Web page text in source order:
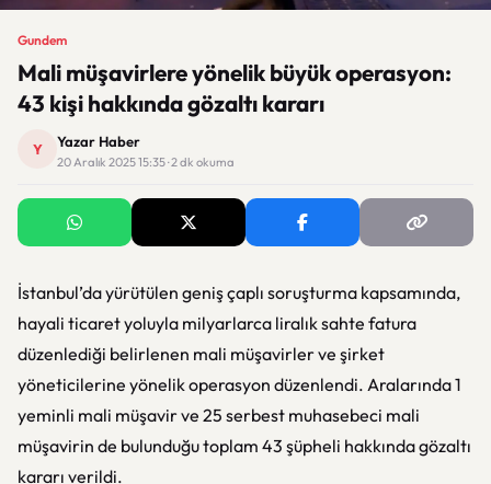
Gundem
Mali müşavirlere yönelik büyük operasyon:
43 kişi hakkında gözaltı kararı
Y Yazar Haber
20 Aralık 2025 15:35 · 2 dk okuma
İstanbul’da yürütülen geniş çaplı soruşturma kapsamında,
hayali ticaret yoluyla milyarlarca liralık sahte fatura
düzenlediği belirlenen mali müşavirler ve şirket
yöneticilerine yönelik operasyon düzenlendi. Aralarında 1
yeminli mali müşavir ve 25 serbest muhasebeci mali
müşavirin de bulunduğu toplam 43 şüpheli hakkında gözaltı
kararı verildi.